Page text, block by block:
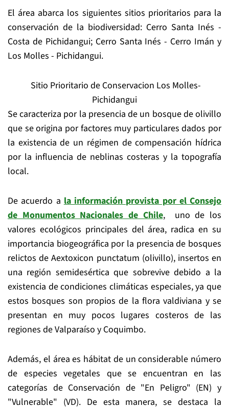
El área abarca los siguientes sitios prioritarios para la
conservación de la biodiversidad: Cerro Santa Inés -
Costa de Pichidangui; Cerro Santa Inés - Cerro Imán y
Los Molles - Pichidangui.
Sitio Prioritario de Conservacion Los Molles-
Pichidangui
Se caracteriza por la presencia de un bosque de olivillo
que se origina por factores muy particulares dados por
la existencia de un régimen de compensación hídrica
por la influencia de neblinas costeras y la topografía
local.
De acuerdo a la información provista por el Consejo
de Monumentos Nacionales de Chile, uno de los
valores ecológicos principales del área, radica en su
importancia biogeográfica por la presencia de bosques
relictos de Aextoxicon punctatum (olivillo), insertos en
una región semidesértica que sobrevive debido a la
existencia de condiciones climáticas especiales, ya que
estos bosques son propios de la flora valdiviana y se
presentan en muy pocos lugares costeros de las
regiones de Valparaíso y Coquimbo.
Además, el área es hábitat de un considerable número
de especies vegetales que se encuentran en las
categorías de Conservación de "En Peligro" (EN) y
"Vulnerable" (VD). De esta manera, se destaca la